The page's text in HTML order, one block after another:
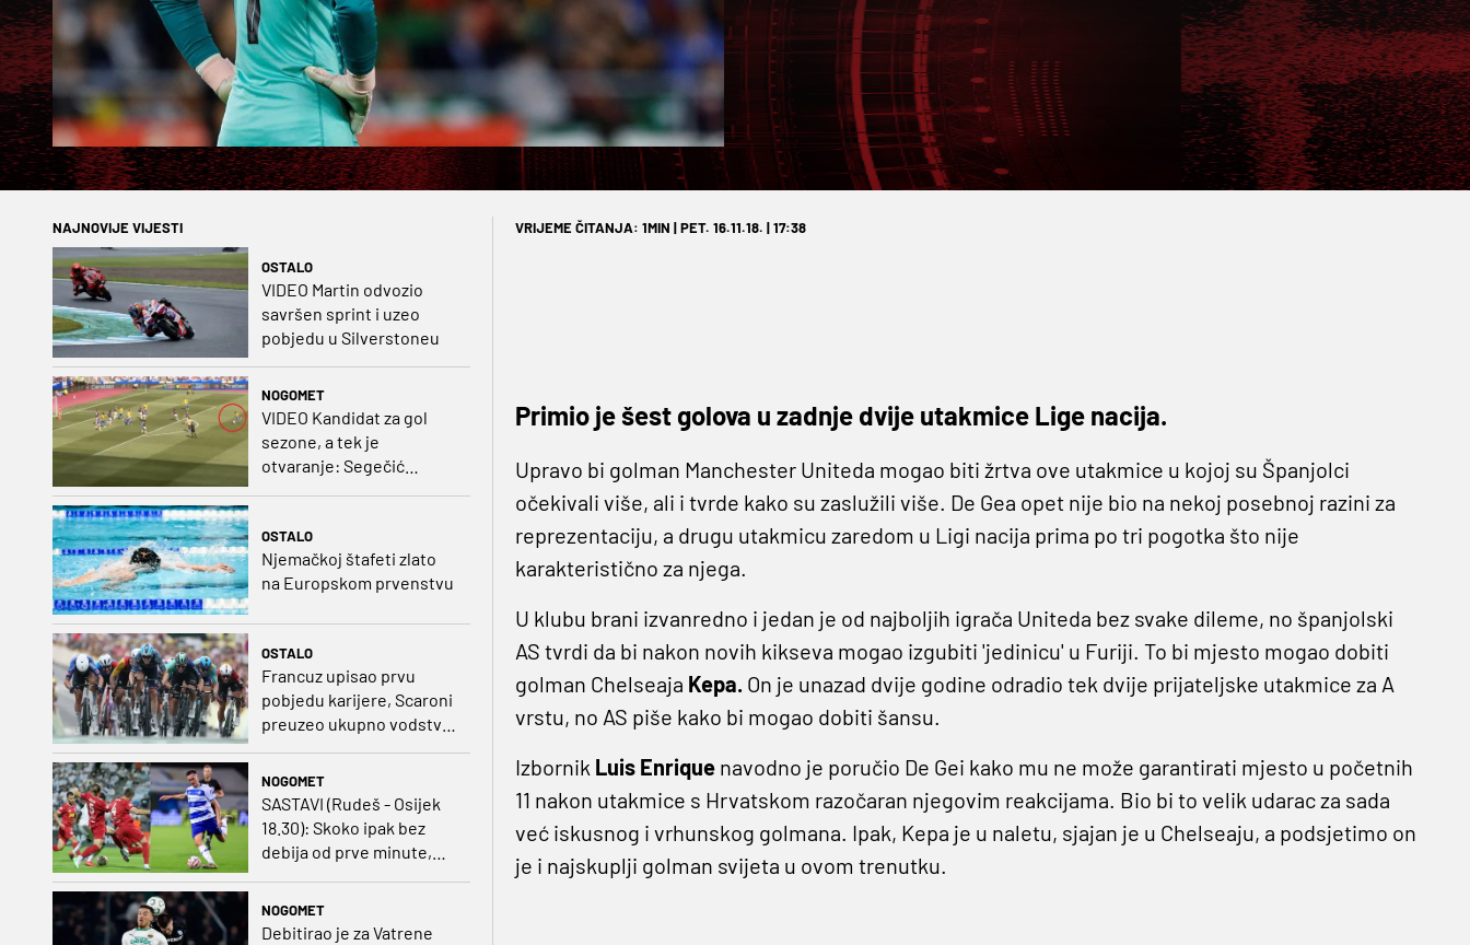
NAJNOVIJE VIJESTI
OSTALO
VIDEO Martin odvozio
savršen sprint i uzeo
pobjedu u Silverstoneu
NOGOMET
VIDEO Kandidat za gol
sezone, a tek je
otvaranje: Segečić
OSTALO
Njemačkoj štafeti zlato
na Europskom prvenstvu
OSTALO
Francuz upisao prvu
pobjedu karijere, Scaroni
preuzeo ukupno vodstvo
NOGOMET
SASTAVI (Rudeš - Osijek
18.30): Skoko ipak bez
debija od prve minute,
prvo kolo
NOGOMET
Debitirao je za Vatrene
VRIJEME ČITANJA: 1MIN | PET. 16.11.18. | 17:38
Primio je šest golova u zadnje dvije utakmice Lige nacija.
Upravo bi golman Manchester Uniteda mogao biti žrtva ove utakmice u kojoj su Španjolci
očekivali više, ali i tvrde kako su zaslužili više. De Gea opet nije bio na nekoj posebnoj razini za
reprezentaciju, a drugu utakmicu zaredom u Ligi nacija prima po tri pogotka što nije
karakteristično za njega.
U klubu brani izvanredno i jedan je od najboljih igrača Uniteda bez svake dileme, no španjolski
AS tvrdi da bi nakon novih kikseva mogao izgubiti 'jedinicu' u Furiji. To bi mjesto mogao dobiti
golman Chelseaja Kepa.On je unazad dvije godine odradio tek dvije prijateljske utakmice za A
vrstu, no AS piše kako bi mogao dobiti šansu.
Izbornik Luis Enriquenavodno je poručio De Gei kako mu ne može garantirati mjesto u početnih
11 nakon utakmice s Hrvatskom razočaran njegovim reakcijama. Bio bi to velik udarac za sada
već iskusnog i vrhunskog golmana. Ipak, Kepa je u naletu, sjajan je u Chelseaju, a podsjetimo on
je i najskuplji golman svijeta u ovom trenutku.